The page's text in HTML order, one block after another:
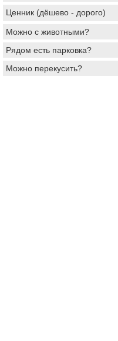
Ценник (дёшево - дорого)
Можно с животными?
Рядом есть парковка?
Можно перекусить?